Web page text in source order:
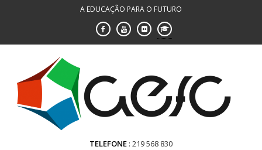
A EDUCAÇÃO PARA O FUTURO
TELEFONE 219 568 830